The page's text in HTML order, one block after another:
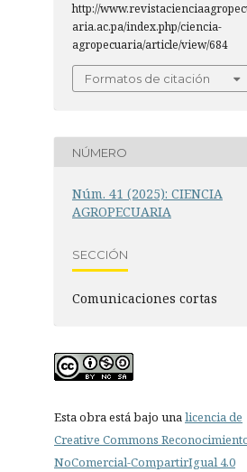
http://
aria.ac.pa/index.php/ciencia-
agropecuaria/article/view/684
Formatos de citación
NÚMERO
Núm. 41 (2025): CIENCIA
AGROPECUARIA
SECCIÓN
Comunicaciones cortas
Esta obra está bajo unalicencia de
Creative Commons
NoComercial-CompartirIgual 4.0